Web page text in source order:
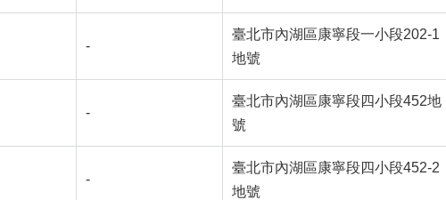
-
臺北市內湖區康寧段一小段202-1
地號
-
臺北市內湖區康寧段四小段452地
號
-
臺北市內湖區康寧段四小段452-2
地號